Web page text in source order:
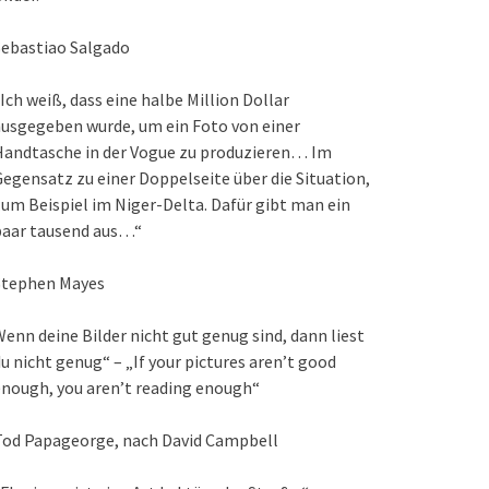
Salgado
weiß, dass eine halbe Million Dollar
wurde, um ein Foto von einer
in der Vogue zu produzieren… Im
zu einer Doppelseite über die Situation,
Beispiel im Niger-Delta. Dafür gibt man ein
tausend aus…“
Mayes
deine Bilder nicht gut genug sind, dann liest
nicht genug“ – „If your pictures aren’t good
you aren’t reading enough“
Papageorge, nach David Campbell